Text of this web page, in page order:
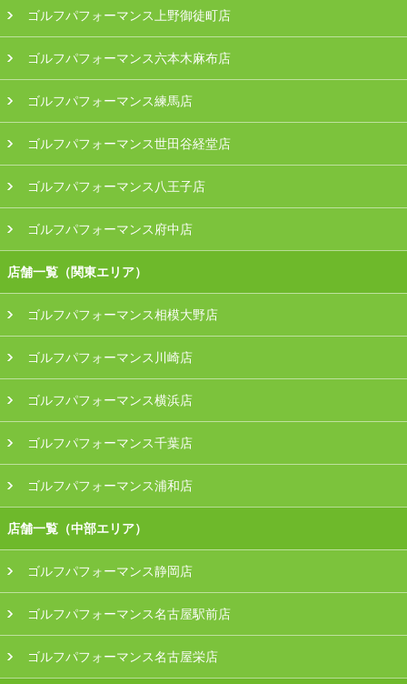
ゴルフパフォーマンス上野御徒町店
ゴルフパフォーマンス六本木麻布店
ゴルフパフォーマンス練馬店
ゴルフパフォーマンス世田谷経堂店
ゴルフパフォーマンス八王子店
ゴルフパフォーマンス府中店
店舗一覧（関東エリア）
ゴルフパフォーマンス相模大野店
ゴルフパフォーマンス川崎店
ゴルフパフォーマンス横浜店
ゴルフパフォーマンス千葉店
ゴルフパフォーマンス浦和店
店舗一覧（中部エリア）
ゴルフパフォーマンス静岡店
ゴルフパフォーマンス名古屋駅前店
ゴルフパフォーマンス名古屋栄店